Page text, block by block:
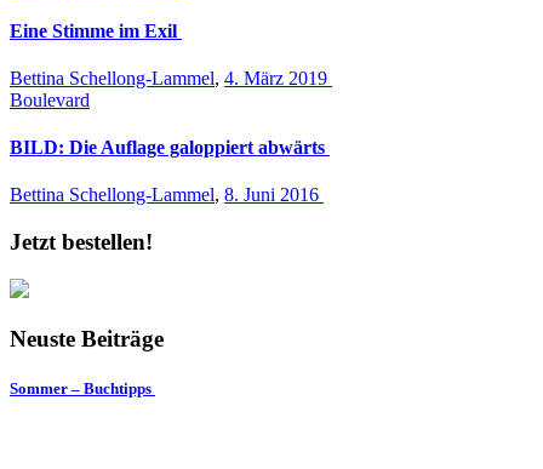
Eine Stimme im Exil
Bettina Schellong-Lammel, 4. März 2019
Boulevard
BILD: Die Auflage galoppiert abwärts
Bettina Schellong-Lammel, 8. Juni 2016
Jetzt bestellen!
Neuste Beiträge
Sommer – Buchtipps